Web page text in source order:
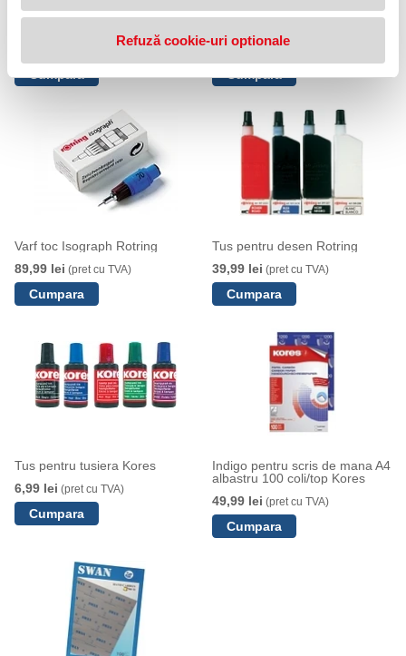
Refuză cookie-uri optionale
Indigo A4 100 coli 200H albastru
Tus stampile cu aplicator 28 ml
11,99 lei
Varf toc Isograph Rotring
89,99 lei (pret cu TVA)
Tus pentru desen Rotring
39,99 lei (pret cu TVA)
Tus pentru tusiera Kores
6,99 lei (pret cu TVA)
Indigo pentru scris de mana A4
albastru 100 coli/top Kores
49,99 lei (pret cu TVA)